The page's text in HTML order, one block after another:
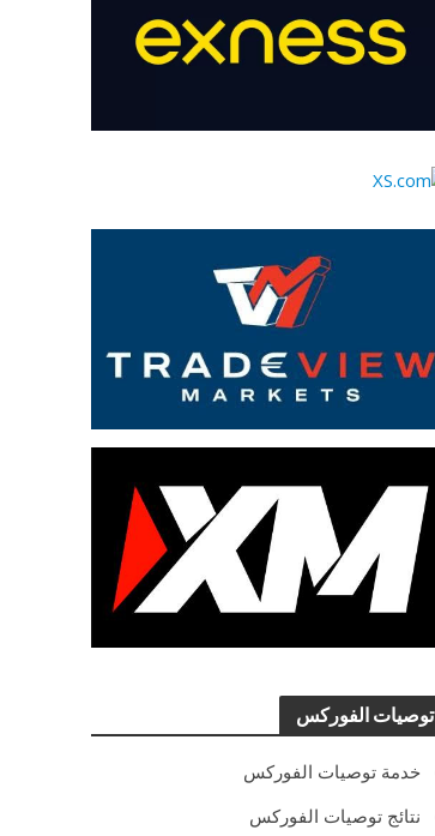
توصيات الفوركس
خدمة توصيات الفوركس
نتائج توصيات الفوركس